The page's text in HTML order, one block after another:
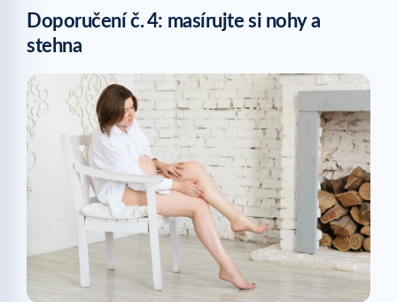
Doporučení č.4: masírujte si nohy a
stehna